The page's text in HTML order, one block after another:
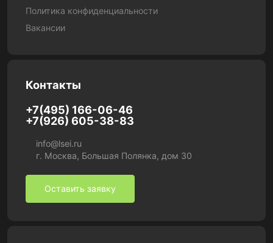
Политика конфиденциальности
Вакансии
Контакты
+7(495) 166-06-46
+7(926) 605-38-83
info@lsei.ru
г. Москва, Большая Полянка, дом 30
Оставить заявку